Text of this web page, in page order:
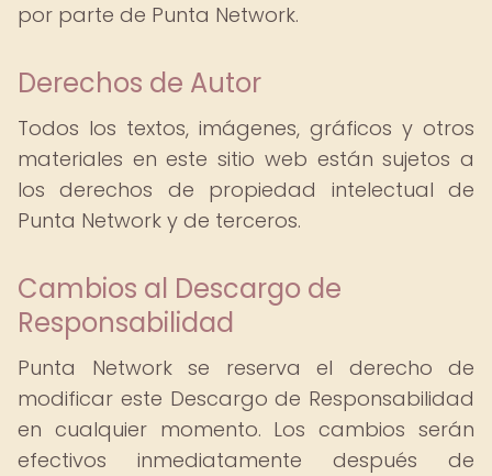
por parte de Punta Network.
Derechos de Autor
Todos los textos, imágenes, gráficos y otros
materiales en este sitio web están sujetos a
los derechos de propiedad intelectual de
Punta Network y de terceros.
Cambios al Descargo de
Responsabilidad
Punta Network se reserva el derecho de
modificar este Descargo de Responsabilidad
en cualquier momento. Los cambios serán
efectivos inmediatamente después de